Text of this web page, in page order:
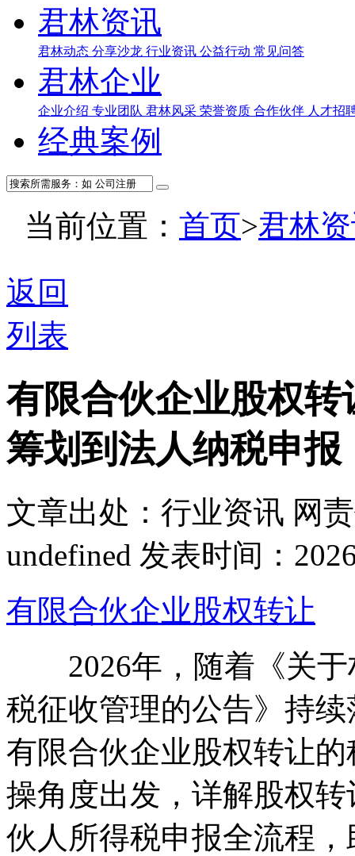
君林资讯
君林动态 分享沙龙 行业资讯 公益行动 常见问答
君林企业
企业介绍 专业团队 君林风采 荣誉资质 合作伙伴 人才招
经典案例
当前位置： 首页>君林
返回
列表
有限合伙企业股权
筹划到法人纳税申报
文章出处：行业资讯 网
undefined 发表时间：
有限合伙企业股权转让
2026年，随着《关于
税征收管理的公告》持
有限合伙企业股权转让
操角度出发，详解股权转
伙人所得税申报全流程